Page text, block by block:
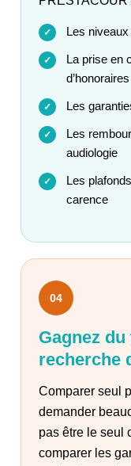
✓ Les
✓
La prise en
d’honoraires
✓ Les
✓
Les
audiologie
✓
Les
carence
04
Gagnez
recherche
Comparer seul
demander
pas être le seul
comparer les